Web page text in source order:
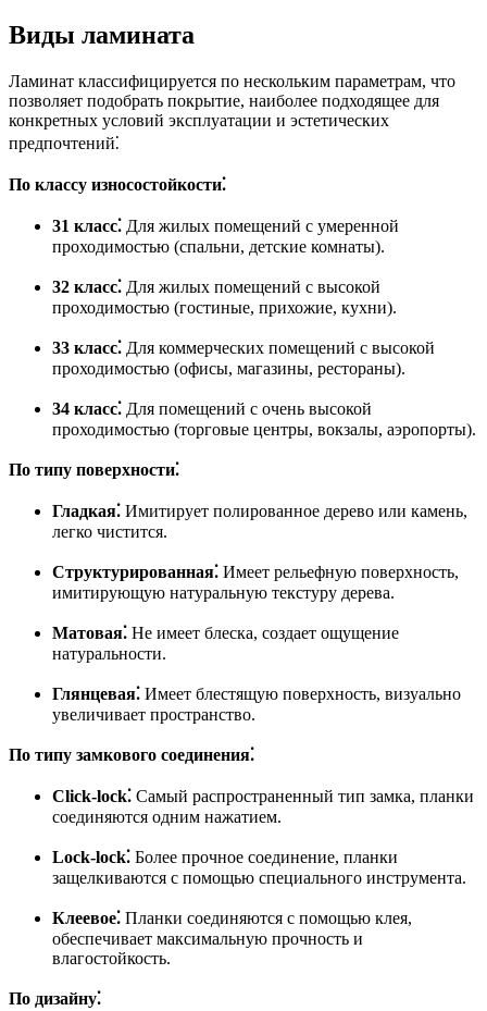
Виды ламината
Ламинат классифицируется по нескольким параметрам, что
позволяет подобрать покрытие, наиболее подходящее для
конкретных условий эксплуатации и эстетических
предпочтений⁚
По классу износостойкости⁚
31 класс⁚ Для жилых помещений с умеренной
проходимостью (спальни, детские комнаты).
32 класс⁚ Для жилых помещений с высокой
проходимостью (гостиные, прихожие, кухни).
33 класс⁚ Для коммерческих помещений с высокой
проходимостью (офисы, магазины, рестораны).
34 класс⁚ Для помещений с очень высокой
проходимостью (торговые центры, вокзалы, аэропорты).
По типу поверхности⁚
Гладкая⁚ Имитирует полированное дерево или камень,
легко чистится.
Структурированная⁚ Имеет рельефную поверхность,
имитирующую натуральную текстуру дерева.
Матовая⁚ Не имеет блеска, создает ощущение
натуральности.
Глянцевая⁚ Имеет блестящую поверхность, визуально
увеличивает пространство.
По типу замкового соединения⁚
Click-lock⁚ Самый распространенный тип замка, планки
соединяются одним нажатием.
Lock-lock⁚ Более прочное соединение, планки
защелкиваются с помощью специального инструмента.
Клеевое⁚ Планки соединяются с помощью клея,
обеспечивает максимальную прочность и
влагостойкость.
По дизайну⁚